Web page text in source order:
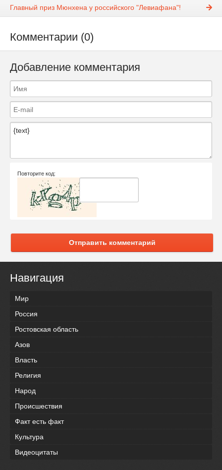
Главный приз Мюнхена у российского "Левиафана"!
Комментарии (0)
Добавление комментария
Повторите код:
Отправить комментарий
Навигация
Мир
Россия
Ростовская область
Азов
Власть
Религия
Народ
Происшествия
Факт есть факт
Культура
Видеоцитаты